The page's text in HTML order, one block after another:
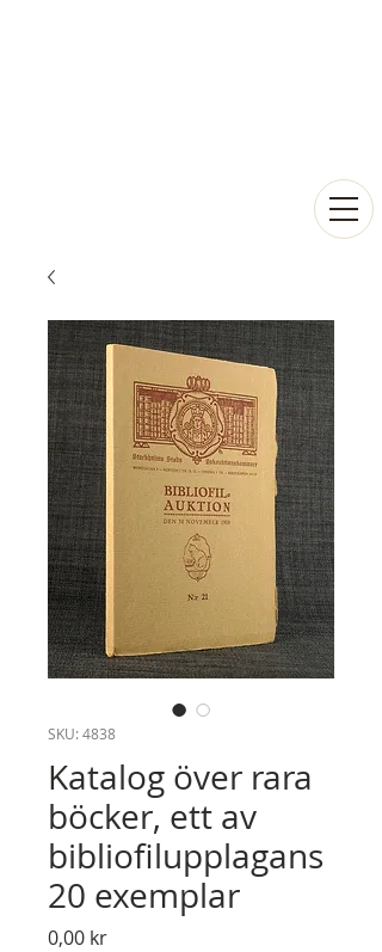
SKU: 4838
Katalog över rara
böcker, ett av
bibliofilupplagans
20 exemplar
0,00 krPris